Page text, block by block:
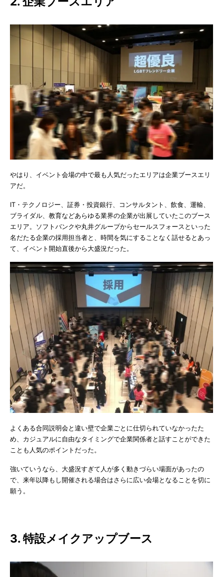
やはり、イベント会場の中で最も人気だったエリアは企業ブースエリ
アだ。
IT・テクノロジー、証券・投資銀行、コンサルタント、飲食、運輸、
ブライダル、教育などあらゆる業界の企業が出展していたこのブース
エリア。ソフトバンクや丸井グループからセールスフォースといった
名だたる企業の採用担当者と、時間を気にすることなく話せるとあっ
て、イベント開始直後から大盛況だった。
よくある合同説明会と違い壁で企業ごとに仕切られていなかったた
め、カジュアルに自由なタイミングで企業関係者と話すことができた
ことも人気のポイントだった。
強いていうなら、大盛況すぎて人が多く動きづらい場面があったの
で、来年以降もし開催される場合はさらに広い会場となることを切に
願う。
3. 特設メイクアップブース